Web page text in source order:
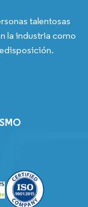
talentosas
la industria como